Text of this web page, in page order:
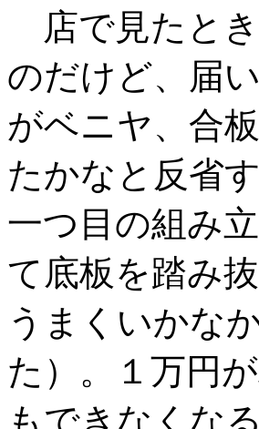
店で見たと
のだけど、届
がベニヤ、合
たかなと反省す
一つ目の組み
て底板を踏み
うまくいかな
た）。１万円
もできなくな